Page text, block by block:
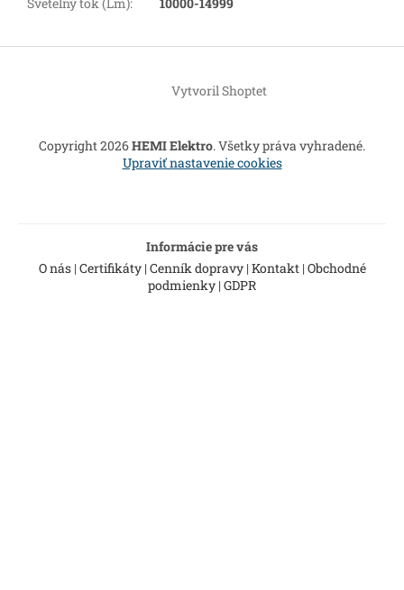
Vytvoril Shoptet
Copyright 2026HEMI Elektro. Všetky práva vyhradené.
Upraviť nastavenie cookies
Informácie pre vás
O nás| Certifikáty| Cenník dopravy| Kontakt| Obchodné
podmienky | GDPR